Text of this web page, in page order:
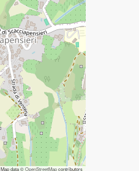
Map data ©OpenStreetMapcontributors